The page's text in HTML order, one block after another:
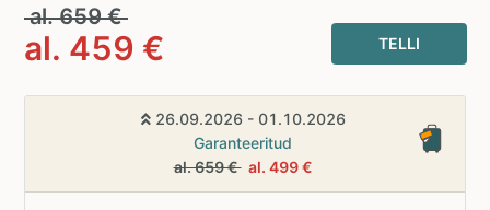
al.659€
al. 459 € TELLI
26.09.2026 - 01.10.2026
Garanteeritud
al. 659 €al. 499 €